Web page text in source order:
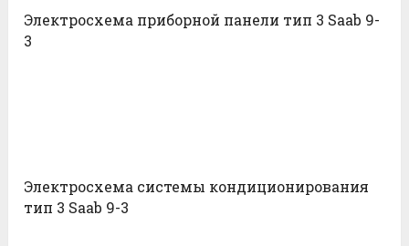
Электросхема приборной панели тип 3 Saab 9-
3
Электросхема системы кондиционирования
тип 3 Saab 9-3